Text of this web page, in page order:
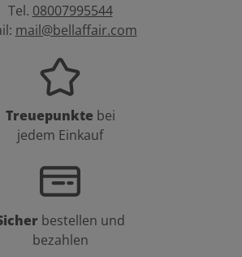
Tel. 08007995544
mail@bellaffair.com
Treuepunkte bei
jedem Einkauf
bestellen und
bezahlen